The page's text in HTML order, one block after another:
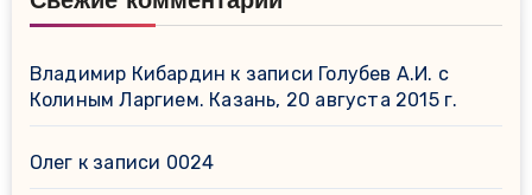
Владимир Кибардин к записи Голубев А.И. с
Колиным Ларгием. Казань, 20 августа 2015 г.
Олег к записи 0024